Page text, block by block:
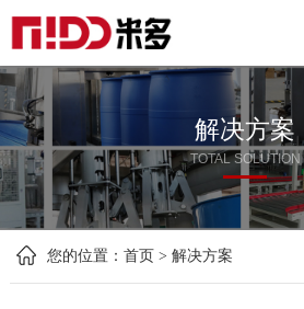
解决方案
TOTAL SOLUTION
您的位置： 首页 > 解决方案